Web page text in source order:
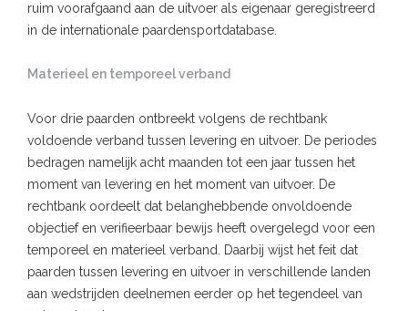
ruim voorafgaand aan de uitvoer als eigenaar geregistreerd
in de internationale paardensportdatabase.
Materieel en temporeel verband
Voor drie paarden ontbreekt volgens de rechtbank
voldoende verband tussen levering en uitvoer. De periodes
bedragen namelijk acht maanden tot een jaar tussen het
moment van levering en het moment van uitvoer. De
rechtbank oordeelt dat belanghebbende onvoldoende
objectief en verifieerbaar bewijs heeft overgelegd voor een
temporeel en materieel verband. Daarbij wijst het feit dat
paarden tussen levering en uitvoer in verschillende landen
aan wedstrijden deelnemen eerder op het tegendeel van